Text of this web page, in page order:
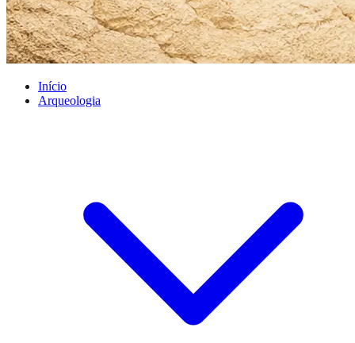
Início
Arqueologia